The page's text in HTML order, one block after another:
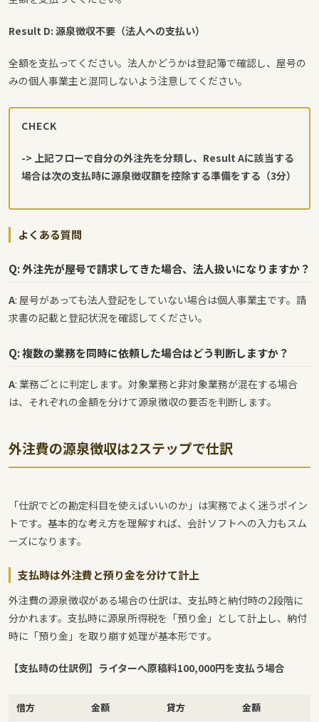
Result D: 源泉徴収不要（法人への支払い）
全額を支払ってください。法人かどうかは登記簿で確認し、屋号の
みの個人事業主と混同しないよう注意してください。
CHECK
-> 上記フローで自分の外注先を分類し、Result Aに該当する
場合は次の支払時に源泉徴収額を控除する準備をする（3分）
よくある質問
Q: 外注先が屋号で請求してきた場合、法人扱いになりますか？
A: 屋号があっても法人登記をしていない場合は個人事業主です。請
求書の記載と登記状況を確認してください。
Q: 複数の業務を同時に依頼した場合はどう判断しますか？
A: 業務ごとに判定します。対象業務と非対象業務が混在する場合
は、それぞれの金額を分けて源泉徴収の要否を判断します。
外注費の源泉徴収は2ステップで仕訳
「仕訳でどの勘定科目を使えばいいのか」は実務でよく迷うポイン
トです。基本的な考え方を理解すれば、会計ソフトへの入力もスム
ーズになります。
支払時は外注費と預り金を分けて計上
外注費の源泉徴収がある場合の仕訳は、支払時と納付時の2段階に
分かれます。支払時に源泉所得税を「預り金」として計上し、納付
時に「預り金」を取り崩す処理が基本形です。
【支払時の仕訳例】ライターへ原稿料100,000円を支払う場合
借方 金額 貸方
金額